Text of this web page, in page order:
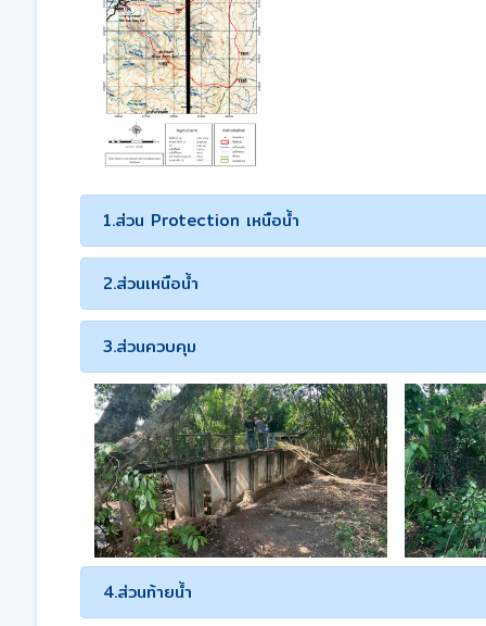
1.ส่วน Protection เหนือน้ำ
2.ส่วนเหนือน้ำ
3.ส่วนควบคุม
4.ส่วนท้ายน้ำ